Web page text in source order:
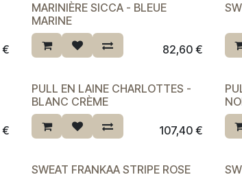
€ Dernière chance ♡
MARINIÈRE SICCA - BLEUE
MARINE
82,60€
€
PULL EN LAINE CHARLOTTES -
BLANC CRÈME
107,40€
SWEAT FRANKAA STRIPE ROSE